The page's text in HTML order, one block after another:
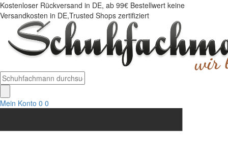
Kostenloser Rückversand in DE, ab 99€ Bestellwert keine
Versandkosten in DE,Trusted Shops zertifiziert
Mein Konto 0 0